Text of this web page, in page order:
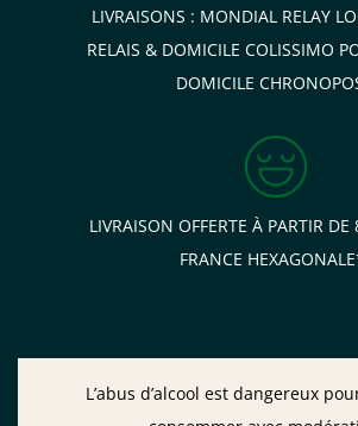
LIVRAISONS : MONDIAL RELAY
RELAIS & DOMICILE COLISSIMO
DOMICILE
LIVRAISON OFFERTE À PARTIR
FRANCE
L’abus d’alcool est dangereux